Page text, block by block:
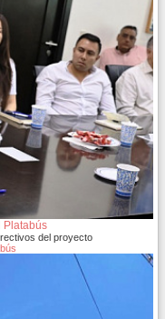
Platabús
del proyecto